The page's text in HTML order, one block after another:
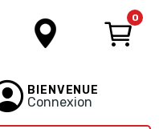
0
BIENVENUE
Connexion